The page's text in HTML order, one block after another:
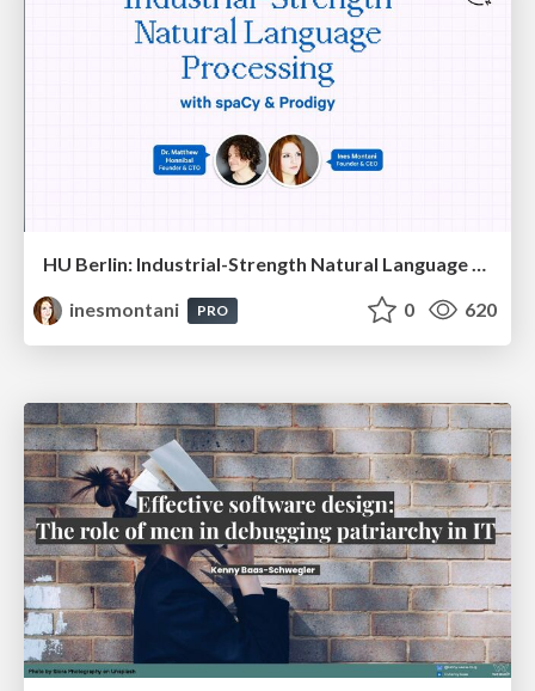
HU Berlin: Industrial-Strength Natural Language Processing with spaCy and Prodigy
inesmontani
PRO 0 620